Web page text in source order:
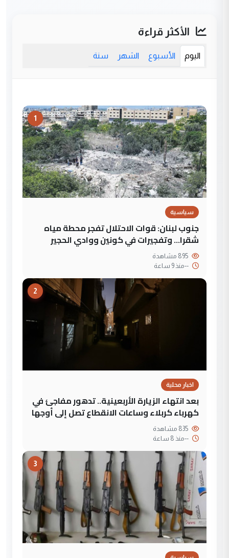
الأكثر قراءة
اليوم الأسبوع الشهر سنة
1
سياسية
جنوب لبنان: قوات الاحتلال تفجر محطة مياه
شقرا… وتفجيرات في كونين ووادي الحجير
--منذ 9 ساعة
2
اخبار محلية
بعد انتهاء الزيارة الأربعينية.. تدهور مفاجئ في
كهرباء كربلاء وساعات الانقطاع تصل إلى أوجها
--منذ 8 ساعة
3